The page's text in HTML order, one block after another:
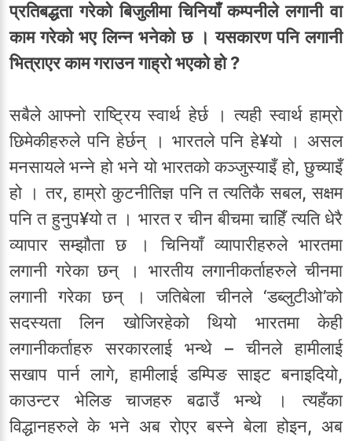
प्रतिबद्धता गरेको बिजुलीमा चिनियाँ कम्पनीले लगानी वा
काम गरेको भए लिन्न भनेको छ । यसकारण पनि लगानी
भित्राएर काम गराउन गाह्रो भएको हो ?
सबैले आफ्नो राष्ट्रिय स्वार्थ हेर्छ । त्यही स्वार्थ हाम्रो
छिमेकीहरुले पनि हेर्छन् । भारतले पनि हे¥यो । असल
मनसायले भन्ने हो भने यो भारतको कञ्जुस्याइँ हो, छुच्याइँ
हो । तर, हाम्रो कुटनीतिज्ञ पनि त त्यतिकै सबल, सक्षम
पनि त हुनुप¥यो त । भारत र चीन बीचमा चाहिँ त्यति धेरै
व्यापार सम्झौता छ । चिनियाँ व्यापारीहरुले भारतमा
लगानी गरेका छन् । भारतीय लगानीकर्ताहरुले चीनमा
लगानी गरेका छन् । जतिबेला चीनले ‘डब्लुटीओ’को
सदस्यता लिन खोजिरहेको थियो भारतमा केही
लगानीकर्ताहरु सरकारलाई भन्थे – चीनले हामीलाई
सखाप पार्न लागे, हामीलाई डम्पिङ साइट बनाइदियो,
काउन्टर भेलिङ चाजहरु बढाउँ भन्थे । त्यहँका
विद्धानहरुले के भने अब रोएर बस्ने बेला होइन, अब